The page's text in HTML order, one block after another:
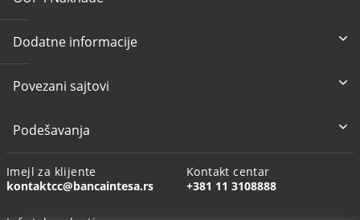
Dodatne informacije
Povezani sajtovi
Podešavanja
Imejl za klijente
kontaktcc@bancaintesa.rs
Kontakt centar
+381 11 3108888